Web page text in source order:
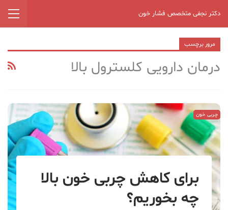
دکتر نجفی متخصص فشار خون
مرور برچسب
درمان دارویی کلسترول بالا
چربی خون
برای کاهش چربی خون بالا
چه بخوریم؟